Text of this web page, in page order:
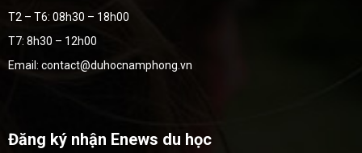
T2 – T6: 08h30 – 18h00
T7: 8h30 – 12h00
Email: contact@duhocnamphong.vn
Đăng ký nhận Enews du học